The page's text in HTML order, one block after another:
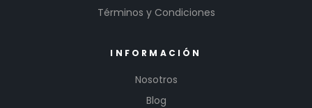
Términos y Condiciones
INFORMACIÓN
Nosotros
Blog